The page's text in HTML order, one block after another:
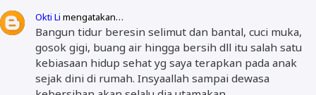
Okti Li mengatakan…
Bangun tidur beresin selimut dan bantal, cuci muka,
gosok gigi, buang air hingga bersih dll itu salah satu
kebiasaan hidup sehat yg saya terapkan pada anak
sejak dini di rumah. Insyaallah sampai dewasa